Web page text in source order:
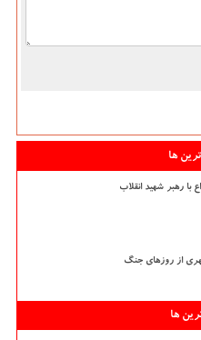
ها
با رهبر شهید انقلاب
از روزهای جنگ
ها